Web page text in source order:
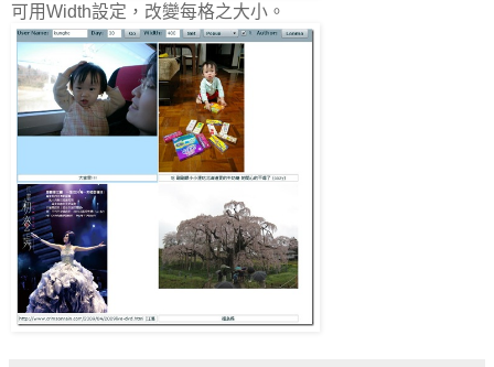
可用Width設定，改變每格之大小。